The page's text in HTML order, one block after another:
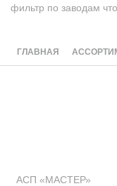
фильтр по заводам
ГЛАВНАЯ
АСП «МАСТЕР»